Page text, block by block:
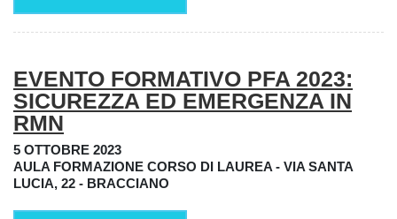
EVENTO FORMATIVO PFA 2023:
SICUREZZA ED EMERGENZA IN
RMN
5 OTTOBRE 2023
AULA FORMAZIONE CORSO DI LAUREA - VIA SANTA
LUCIA, 22 - BRACCIANO